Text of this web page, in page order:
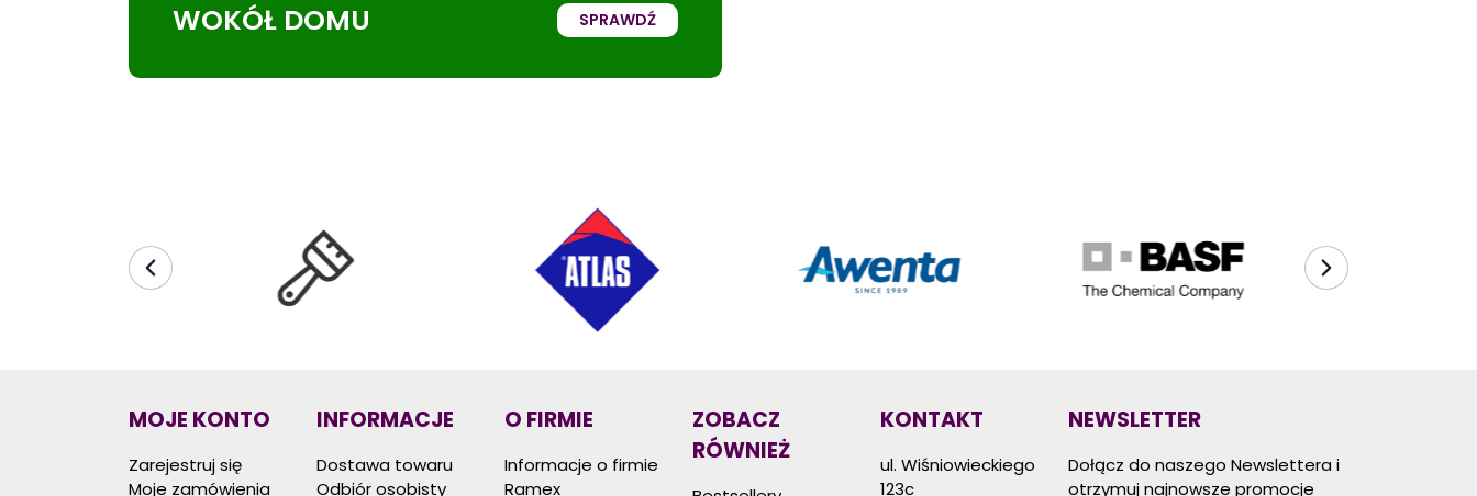
WOKÓŁ DOMU SPRAWDŹ
MOJE KONTO
Zarejestruj się
Moje zamówienia
INFORMACJE
Dostawa towaru
Odbiór osobisty
O FIRMIE
Informacje o firmie
Ramex
ZOBACZ
RÓWNIEŻ
KONTAKT
ul. Wiśniowieckiego
123c
NEWSLETTER
Dołącz do naszego Newslettera i
otrzymuj najnowsze promocje